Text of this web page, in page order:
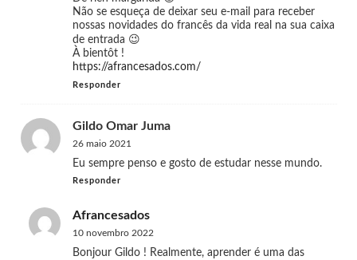
Não se esqueça de deixar seu e-mail para receber
nossas novidades do francês da vida real na sua caixa
de entrada 😉
À bientôt !
https://afrancesados.com/
Responder
Gildo Omar Juma
26 maio 2021
Eu sempre penso e gosto de estudar nesse mundo.
Responder
Afrancesados
10 novembro 2022
Bonjour Gildo ! Realmente, aprender é uma das